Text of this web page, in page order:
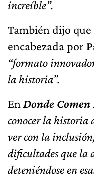
increíble”.
También dijo que
encabezada por
“formato
la historia”.
En Donde Comen
conocer la historia
ver con la
dificultades que la
deteniéndose en